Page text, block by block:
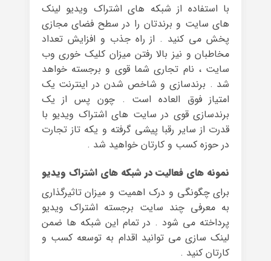
با استفاده از شبکه های اشتراک ویدیو لینک
های سایت و برندتان را در سطح فضای مجازی
پخش می کنید . از راه جذب و افزایش تعداد
مخاطبان و نیز بالا رفتن میزان کلیک خوری وب
سایت ، نام تجاری شما قوی و برجسته خواهد
شد . برندسازی و شاخص شدن در اینترنت یک
امتیاز فوق العاده است . چون پس از یک
برندسازی قوی در سایت های اشتراک ویدیو با
قدرت از سایر رقبا پیشی گرفته و یکه تاز تجارت
در حوزه کسب و کارتان خواهید شد .
نمونه های فعالیت در شبکه های اشتراک ویدیو
برای چگونگی و درک اهمیت و میزان تاثیرگذاری
به معرفی چند سایت برجسته اشتراک ویدیو
پرداخته می شود . در تمام این شبکه ها ضمن
لینک سازی می توانید اقدام به توسعه کسب و
کارتان کنید .